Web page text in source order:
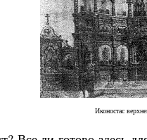
Иконостас